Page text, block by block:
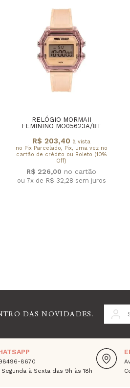
RELÓGIO MORMAII
FEMININO MO05623A/8T
R$ 203,40 à vista
no Pix Parcelado, Pix, uma vez no
cartão de crédito ou Boleto (10%
Off)
R$ 226,00
ou 7x de R$ 32,28 sem juros
DAS NOVIDADES.
8670
Segunda à Sexta das 9h às 18h